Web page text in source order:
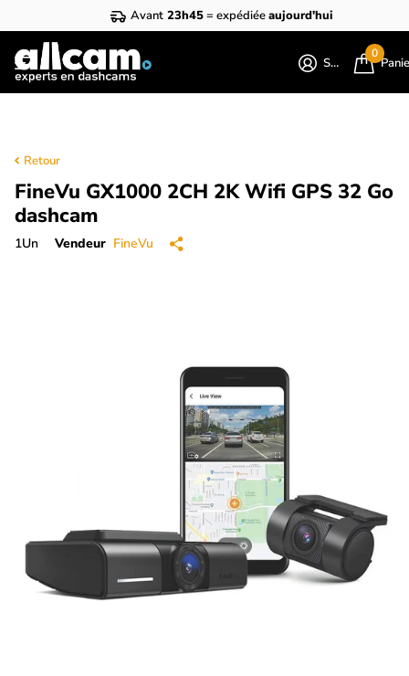
Avant 23h45= expédiéeaujourd'hui
S'identifier
0
Retour
FineVu GX1000 2CH 2K Wifi GPS 32 Go
dashcam
1Un Vendeur FineVu